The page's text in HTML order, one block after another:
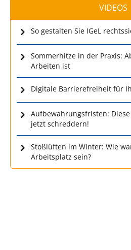
VIDEOS
So gestalten Sie IGeL
Sommerhitze in der Praxis:
Arbeiten ist
Digitale Barrierefreiheit für
Aufbewahrungsfristen:
jetzt schreddern!
Stoßlüften im Winter: Wie
Arbeitsplatz sein?